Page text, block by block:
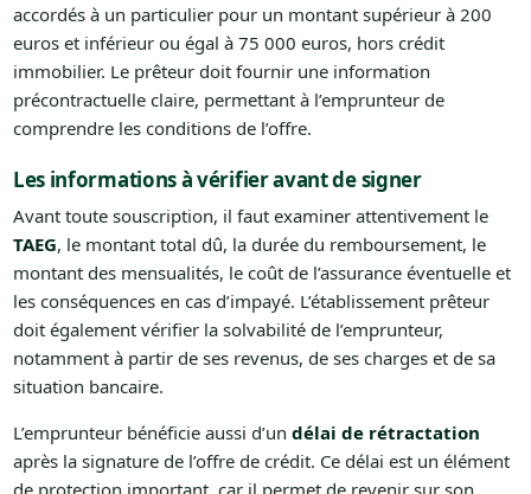
accordés à un particulier pour un montant supérieur à 200
euros et inférieur ou égal à 75 000 euros, hors crédit
immobilier. Le prêteur doit fournir une information
précontractuelle claire, permettant à l’emprunteur de
comprendre les conditions de l’offre.
Les informations à vérifier avant de signer
Avant toute souscription, il faut examiner attentivement le
TAEG, le montant total dû, la durée du remboursement, le
montant des mensualités, le coût de l’assurance éventuelle et
les conséquences en cas d’impayé. L’établissement prêteur
doit également vérifier la solvabilité de l’emprunteur,
notamment à partir de ses revenus, de ses charges et de sa
situation bancaire.
L’emprunteur bénéficie aussi d’un délai de rétractation
après la signature de l’offre de crédit. Ce délai est un élément